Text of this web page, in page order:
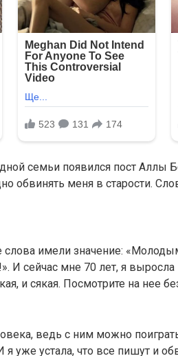
семьи появился пост
обвинять меня в старости.
имели значение:
И сейчас мне 70 лет, я
и сякая. Посмотрите на нее
ведь с ним можно
уже устала, что все пишут и